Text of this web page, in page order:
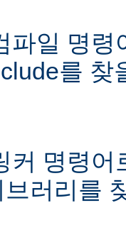
파일 명
를 찾
커 명령
러리를